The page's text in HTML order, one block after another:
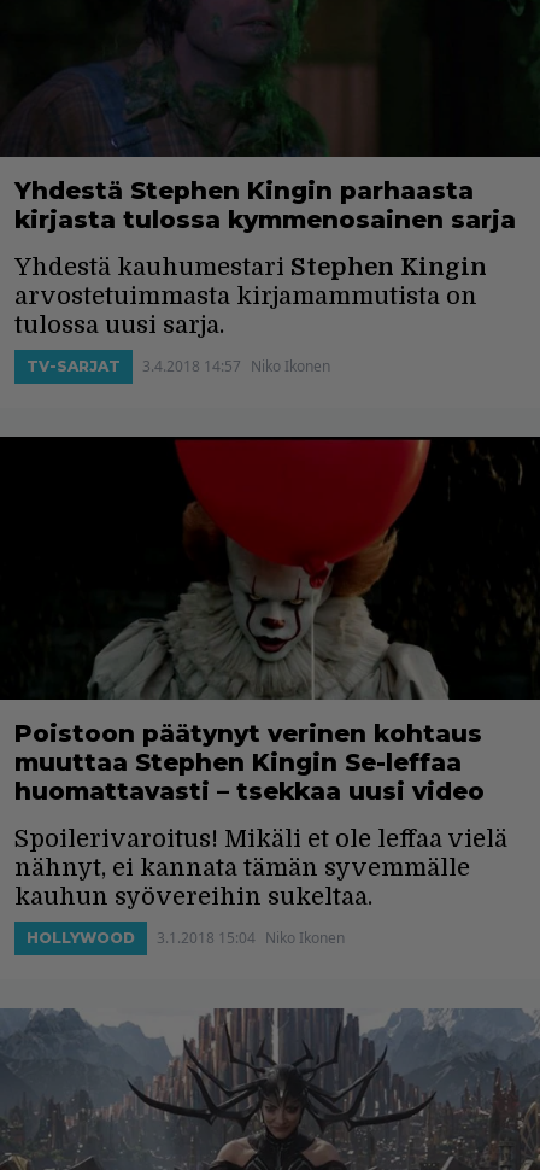
Yhdestä Stephen Kingin parhaasta
kirjasta tulossa kymmenosainen sarja
Yhdestä kauhumestari Stephen Kingin
arvostetuimmasta kirjamammutista on
tulossa uusi sarja.
TV-SARJAT 3.4.2018 14:57 Niko Ikonen
Poistoon päätynyt verinen kohtaus
muuttaa Stephen Kingin Se-leffaa
huomattavasti – tsekkaa uusi video
Spoilerivaroitus! Mikäli et ole leffaa vielä
nähnyt, ei kannata tämän syvemmälle
kauhun syövereihin sukeltaa.
HOLLYWOOD 3.1.2018 15:04 Niko Ikonen